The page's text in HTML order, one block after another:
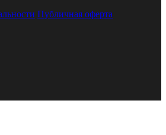
Публичная оферта